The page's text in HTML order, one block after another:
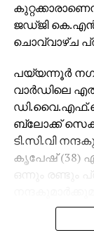
ജഡ്ജി കെ.എന്‍.
ചൊവ്വാഴ്ച
പയ്യന്നൂര്‍
വാര്‍ഡിലെ
ഡി.വൈ.എഫ്.ഐ
ബ്ലോക്ക്
ടി.സി.വി
കൃപേഷ് (38)
ഒന്നും രണ്ടും